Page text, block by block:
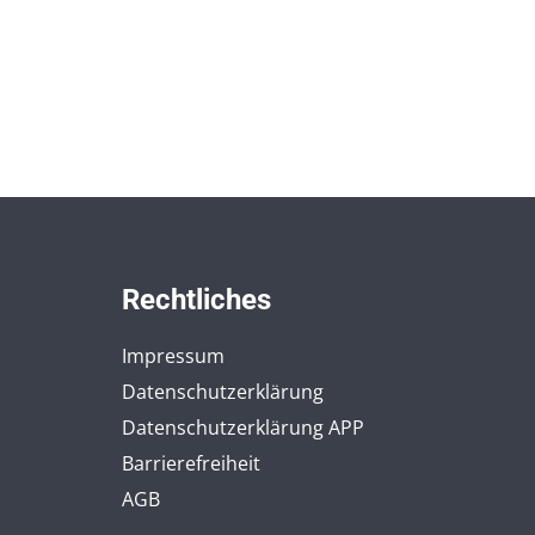
Rechtliches
Impressum
Datenschutzerklärung
Datenschutzerklärung APP
Barrierefreiheit
AGB